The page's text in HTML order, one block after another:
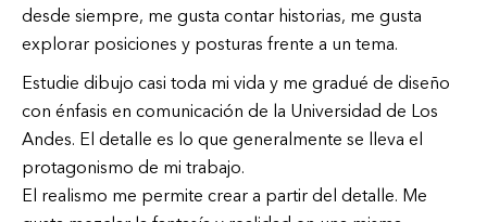
desde siempre, me gusta contar historias, me gusta
explorar posiciones y posturas frente a un tema.
Estudie dibujo casi toda mi vida y me gradué de diseño
con énfasis en comunicación de la Universidad de Los
Andes. El detalle es lo que generalmente se lleva el
protagonismo de mi trabajo.
El realismo me permite crear a partir del detalle. Me